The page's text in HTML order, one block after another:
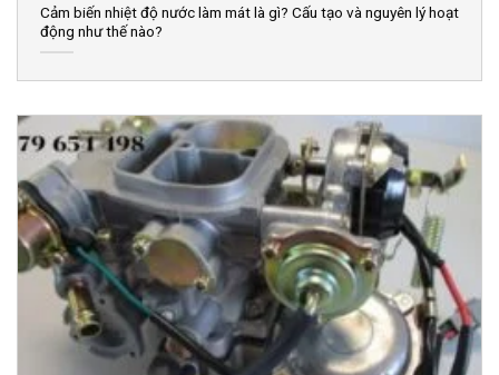
Cảm biến nhiệt độ nước làm mát là gì? Cấu tạo và nguyên lý hoạt
động như thế nào?